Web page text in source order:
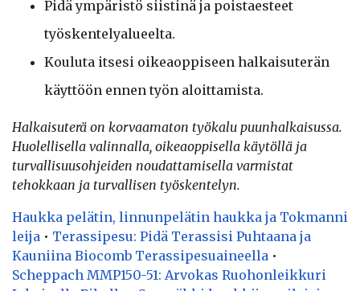
Pidä ympäristö siistinä ja poistaesteet
työskentelyalueelta.
Kouluta itsesi oikeaoppiseen halkaisuterän
käyttöön ennen työn aloittamista.
Halkaisuterä on korvaamaton työkalu puunhalkaisussa.
Huolellisella valinnalla, oikeaoppisella käytöllä ja
turvallisuusohjeiden noudattamisella varmistat
tehokkaan ja turvallisen työskentelyn.
Haukka pelätin, linnunpelätin haukka ja Tokmanni
leija • Terassipesu: Pidä Terassisi Puhtaana ja
Kauniina Biocomb Terassipesuaineella •
Scheppach MMP150-51: Arvokas Ruohonleikkuri